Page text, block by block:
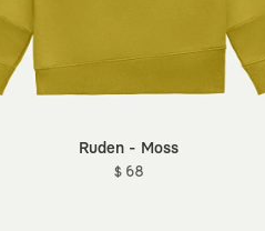
Ruden - Moss
$ 68